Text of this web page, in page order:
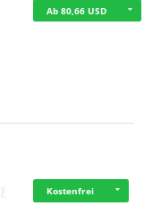
Ab 80,66 USD
Kostenfrei